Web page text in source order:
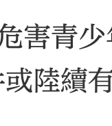
害青
陸續